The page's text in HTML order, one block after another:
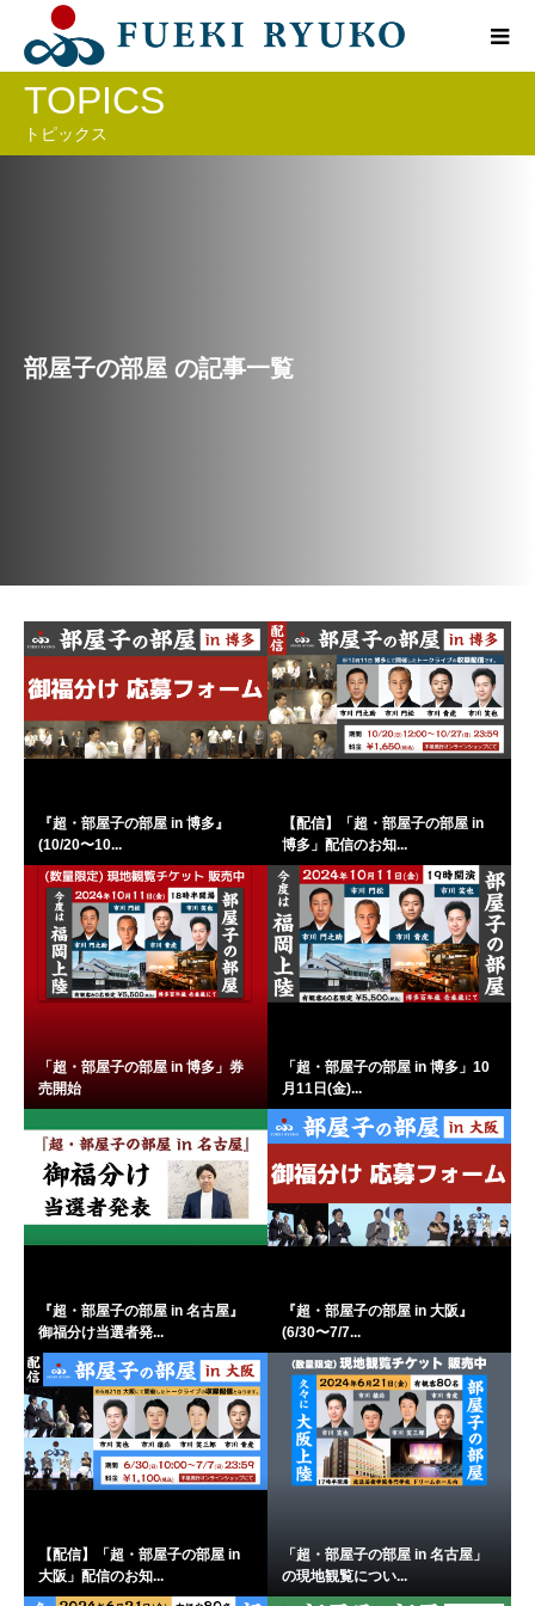
TOPICS
トピックス
部屋子の部屋 の記事一覧
『超・部屋子の部屋 in 博多』
(10/20〜10...
【配信】「超・部屋子の部屋 in
博多」配信のお知...
「超・部屋子の部屋 in 博多」券
売開始
「超・部屋子の部屋 in 博多」10
月11日(金)...
『超・部屋子の部屋 in 名古屋』
御福分け当選者発...
『超・部屋子の部屋 in 大阪』
(6/30〜7/7...
【配信】「超・部屋子の部屋 in
大阪」配信のお知...
「超・部屋子の部屋 in 名古屋」
の現地観覧につい...